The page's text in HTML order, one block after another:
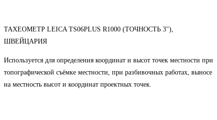
ТАХЕОМЕТР LEICA TS06PLUS R1000 (ТОЧНОСТЬ 3"),
ШВЕЙЦАРИЯ
Используется для определения координат и высот точек местности при
топографической съёмке местности, при разбивочных работах, выносе
на местность высот и координат проектных точек.